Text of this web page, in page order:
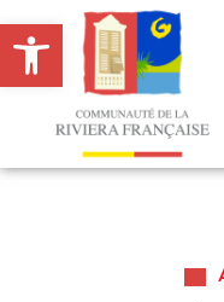
Ouvrir la